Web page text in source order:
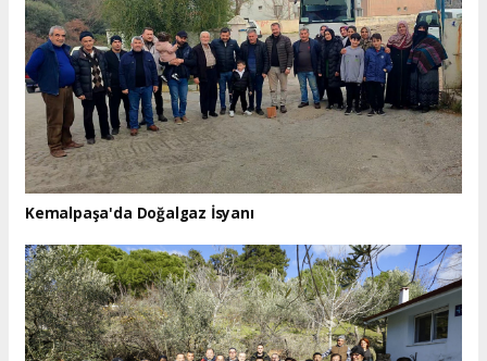
Kemalpaşa'da Doğalgaz İsyanı